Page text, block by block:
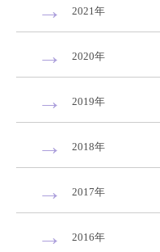
2021年
2020年
2019年
2018年
2017年
2016年